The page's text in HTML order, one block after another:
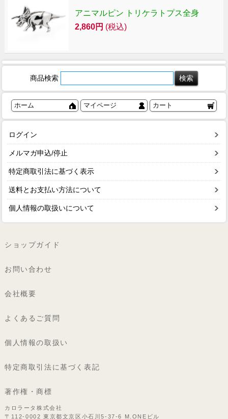
アニマルピン トリケラトプス全身
2,860円 (税込)
商品検索
ホーム マイページ カート
ログイン
メルマガ申込/停止
特定商取引法に基づく表示
送料とお支払い方法について
個人情報の取扱いについて
ショップガイド
お問い合わせ
会社概要
よくあるご質問
個人情報の取扱い
特定商取引法に基づく表記
著作権・商標
カロラータ株式会社
〒112-0002 東京都文京区小石川5-37-6 M.ONEビル